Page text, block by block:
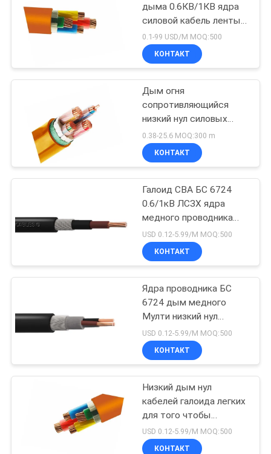
Самонесущий
изолированный
провод
Кабель в
резиновой
изоляции
управления
дыма 0.6КВ/1КВ ядра
силовой кабель ленты
слюды низкого
свободный
0.1-99 USD/M MOQ:500
КОНТАКТ
Дым огня
сопротивляющийся
низкий нул силовых
кабелей 0.6/1кВ
низшего напряжения
кабеля галоида
0.38-25.6 MOQ:300 m
КОНТАКТ
Галоид СВА БС 6724
0.6/1кВ ЛСЗХ ядра
медного проводника
Мулти освобождает
кабель
USD 0.12-5.99/M MOQ:500
КОНТАКТ
Ядра проводника БС
6724 дым медного
Мулти низкий нул
кабелей СВА БАСЭК
0.6/1кВ ЛСЗХ кабеля
галоида
USD 0.12-5.99/M MOQ:500
КОНТАКТ
Низкий дым нул
кабелей галоида легких
для того чтобы
обнажать прекращает
и железа БС6724
USD 0.12-5.99/M MOQ:500
КОНТАКТ